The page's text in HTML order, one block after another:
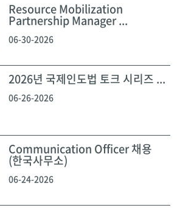
Resource Mobilization
Partnership Manager ...
06-30-2026
2026년 국제인도법 토크 시리즈 ...
06-26-2026
Communication Officer 채용
(한국사무소)
06-24-2026